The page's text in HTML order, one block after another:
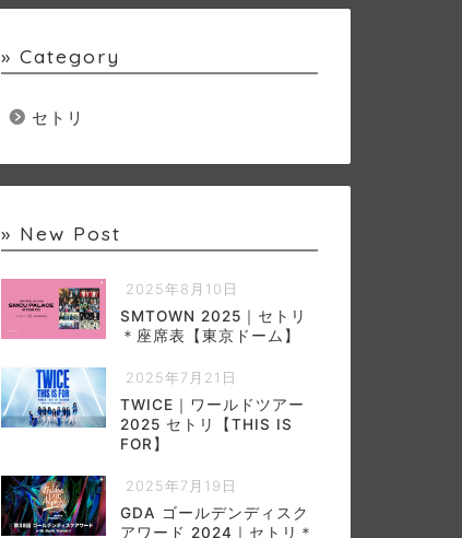
» Category
セトリ
» New Post
2025年8月10日
SMTOWN 2025｜セトリ
＊座席表【東京ドーム】
2025年7月21日
TWICE｜ワールドツアー
2025 セトリ【THIS IS
FOR】
2025年7月19日
GDA ゴールデンディスク
アワード 2024｜セトリ＊